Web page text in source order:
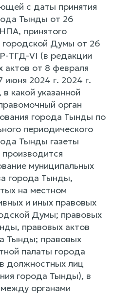
c даты принятия
Тынды от 26
принятого
Думы от 26
ТГД-VI (в редакции
актов от 8 февраля
2024 г. 2024 г.
какой указанной
орган
города Тынды по
периодического
Тынды газеты
муниципальных
города Тынды,
на местном
и иных правовых
Думы; правовых
правовых актов
Тынды; правовых
палаты города
должностных лиц
города Тынды), в
органами